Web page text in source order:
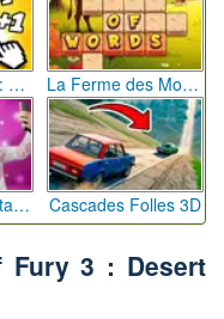
Bébé Clic Italien: La Folie des Petits Bambins La Ferme des Mots - Cultivez votre Vocabulaire
Défi de Mode: Star du Podium Cascades Folles 3D
3 : Desert